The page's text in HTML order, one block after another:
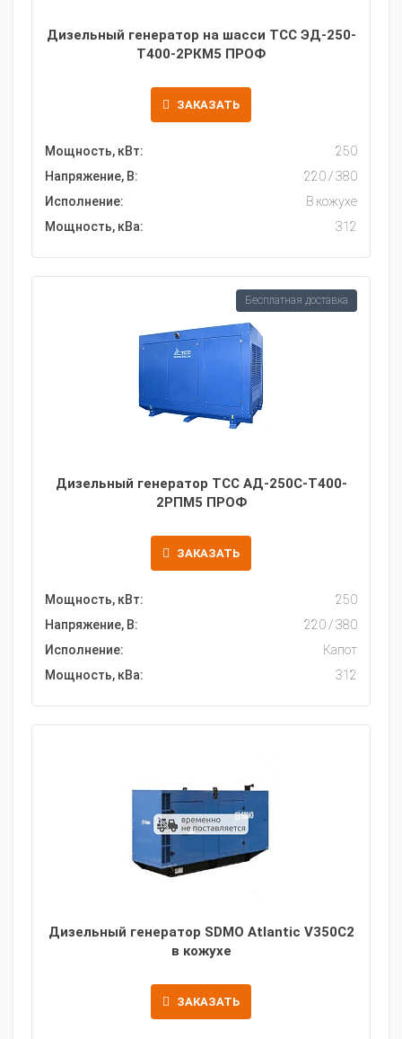
Дизельный генератор на шасси ТСС ЭД-250-
Т400-2РКМ5 ПРОФ
ЗАКАЗАТЬ
Мощность, кВт:
250
Напряжение, В:
220 / 380
Исполнение:
В кожухе
Мощность, кВа:
312
Дизельный генератор ТСС АД-250С-Т400-
2РПМ5 ПРОФ
ЗАКАЗАТЬ
Мощность, кВт:
250
Напряжение, В:
220 / 380
Исполнение:
Капот
Мощность, кВа:
312
Бесплатная доставка
Дизельный генератор SDMO Atlantic V350C2
в кожухе
ЗАКАЗАТЬ